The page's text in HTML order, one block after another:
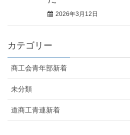
2026年3月12日
カテゴリー
商工会青年部新着
未分類
道商工青連新着